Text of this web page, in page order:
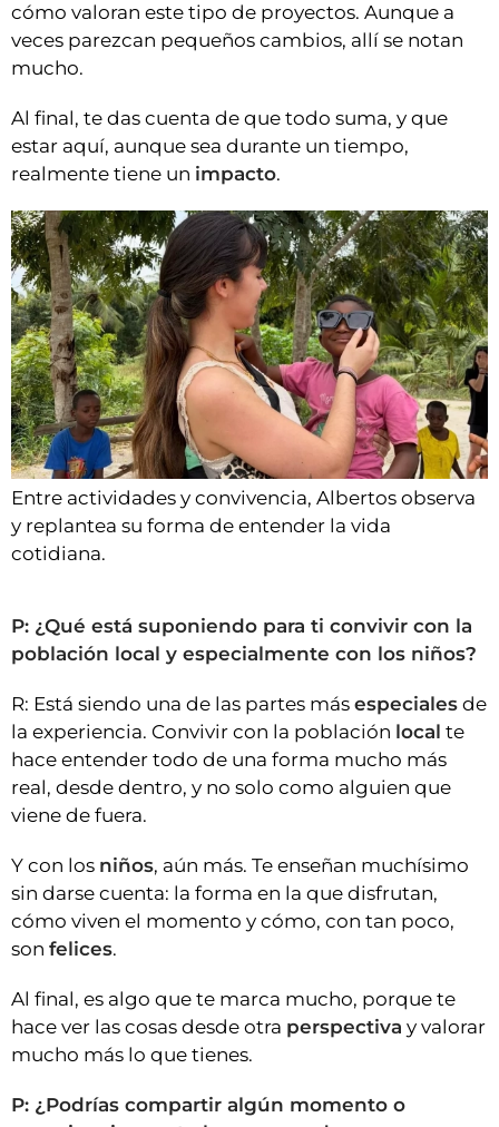
cómo valoran este tipo de proyectos. Aunque a
veces parezcan pequeños cambios, allí se notan
mucho.
Al final, te das cuenta de que todo suma, y que
estar aquí, aunque sea durante un tiempo,
realmente tiene un impacto.
Entre actividades y convivencia, Albertos observa
y replantea su forma de entender la vida
cotidiana.
P: ¿Qué está suponiendo para ti convivir con la
población local y especialmente con los niños?
R: Está siendo una de las partes más especiales de
la experiencia. Convivir con la población local te
hace entender todo de una forma mucho más
real, desde dentro, y no solo como alguien que
viene de fuera.
Y con los niños, aún más. Te enseñan muchísimo
sin darse cuenta: la forma en la que disfrutan,
cómo viven el momento y cómo, con tan poco,
son felices.
Al final, es algo que te marca mucho, porque te
hace ver las cosas desde otra perspectiva y valorar
mucho más lo que tienes.
P: ¿Podrías compartir algún momento o